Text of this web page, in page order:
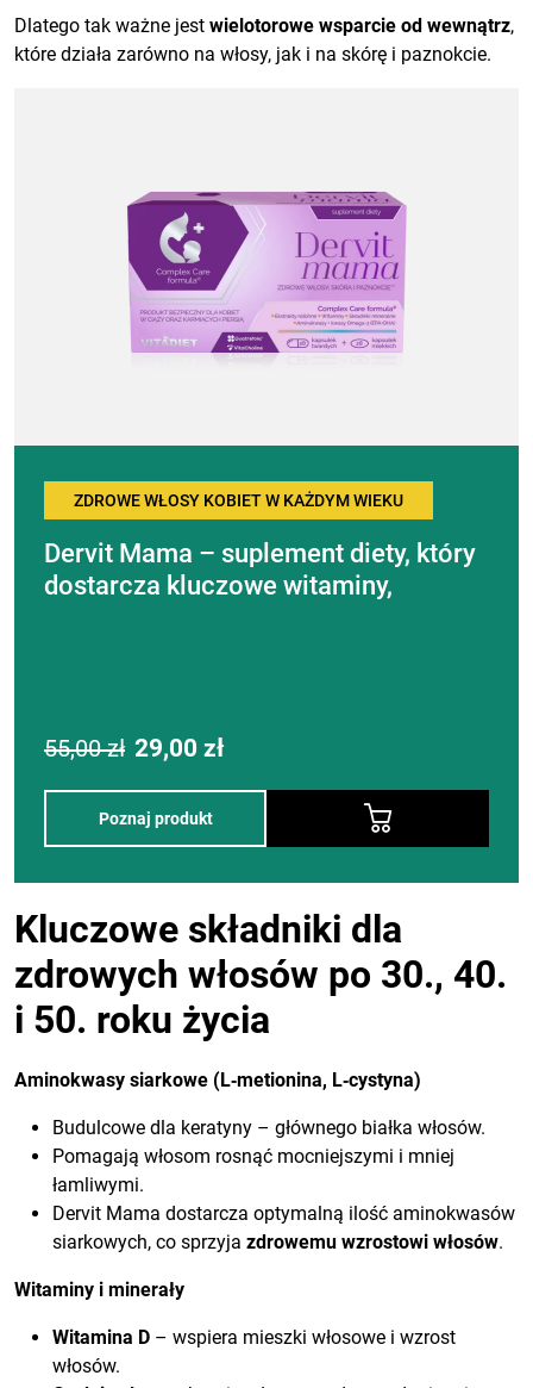
Dlatego tak ważne jest wielotorowe wsparcie od wewnątrz,
które działa zarówno na włosy, jak i na skórę i paznokcie.
ZDROWE WŁOSY KOBIET W KAŻDYM WIEKU
Dervit Mama – suplement diety, który
dostarcza kluczowe witaminy,
55,00zł Podstawowa
cena:
55,00 zł.
29,00 złAktualna
cena:
29,00 zł.
Poznaj produkt
Kluczowe składniki dla
zdrowych włosów po 30., 40.
i 50. roku życia
Aminokwasy siarkowe (L‑metionina, L‑cystyna)
Budulcowe dla keratyny – głównego białka włosów.
Pomagają włosom rosnąć mocniejszymi i mniej
łamliwymi.
Dervit Mama dostarcza optymalną ilość aminokwasów
siarkowych, co sprzyja zdrowemu wzrostowi włosów.
Witaminy i minerały
Witamina D – wspiera mieszki włosowe i wzrost
włosów.